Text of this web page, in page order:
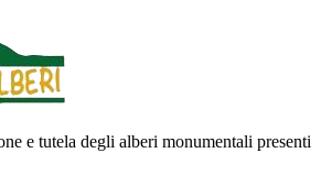
e tutela degli alberi monumentali presenti